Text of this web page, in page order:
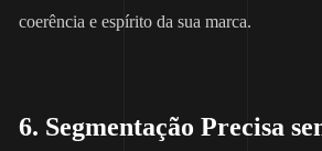
coerência e espírito da sua marca.
6. Segmentação Precisa